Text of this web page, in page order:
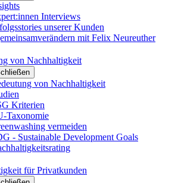
Interviews
unserer Kunden
mit Felix Neureuther
von Nachhaltigkeit
von Nachhaltigkeit
Kriterien
Taxonomie
vermeiden
- Sustainable Development Goals
für Privatkunden